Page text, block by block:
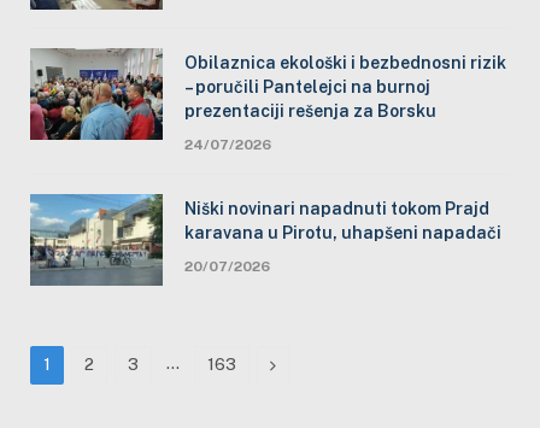
Obilaznica ekološki i bezbednosni rizik
– poručili Pantelejci na burnoj
prezentaciji rešenja za Borsku
24/07/2026
Niški novinari napadnuti tokom Prajd
karavana u Pirotu, uhapšeni napadači
20/07/2026
1 2 3 … 163 Next